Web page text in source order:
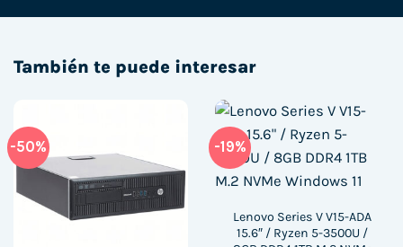
También te puede interesar
-50% -19%
Lenovo Series V V15-ADA
15.6″ / Ryzen 5-3500U /